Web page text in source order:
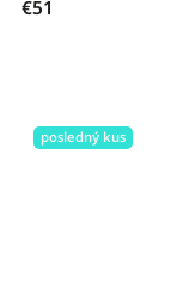
€51
posledný kus